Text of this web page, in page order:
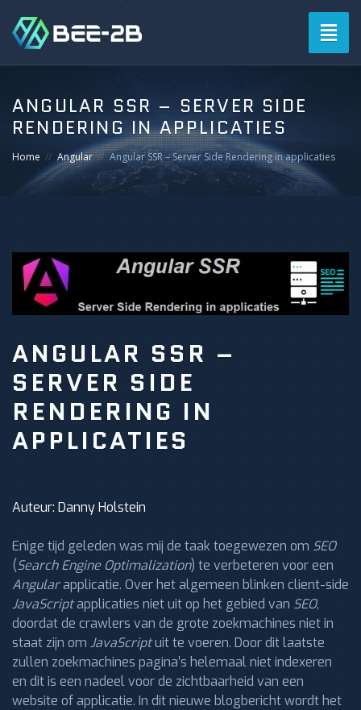
ANGULAR SSR – SERVER SIDE
RENDERING IN APPLICATIES
Home Angular Angular SSR – Server Side Rendering in applicaties
ANGULAR SSR –
SERVER SIDE
RENDERING IN
APPLICATIES
Auteur: Danny Holstein
Enige tijd geleden was mij de taak toegewezen om SEO
(Search Engine Optimalization) te verbeteren voor een
Angularapplicatie. Over het algemeen blinken client-side
JavaScriptapplicaties niet uit op het gebied van SEO,
doordat de crawlers van de grote zoekmachines niet in
staat zijn om JavaScriptuit te voeren. Door dit laatste
zullen zoekmachines pagina’s helemaal niet indexeren
en dit is een nadeel voor de zichtbaarheid van een
website of applicatie. In dit nieuwe blogbericht wordt het